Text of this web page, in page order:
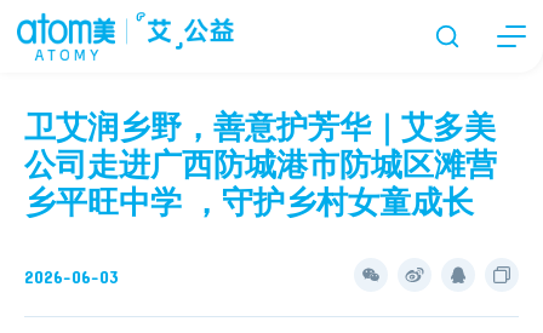
卫艾润乡野，善意护芳华｜艾多美
公司走进广西防城港市防城区滩营
乡平旺中学 ，守护乡村女童成长
2026-06-03